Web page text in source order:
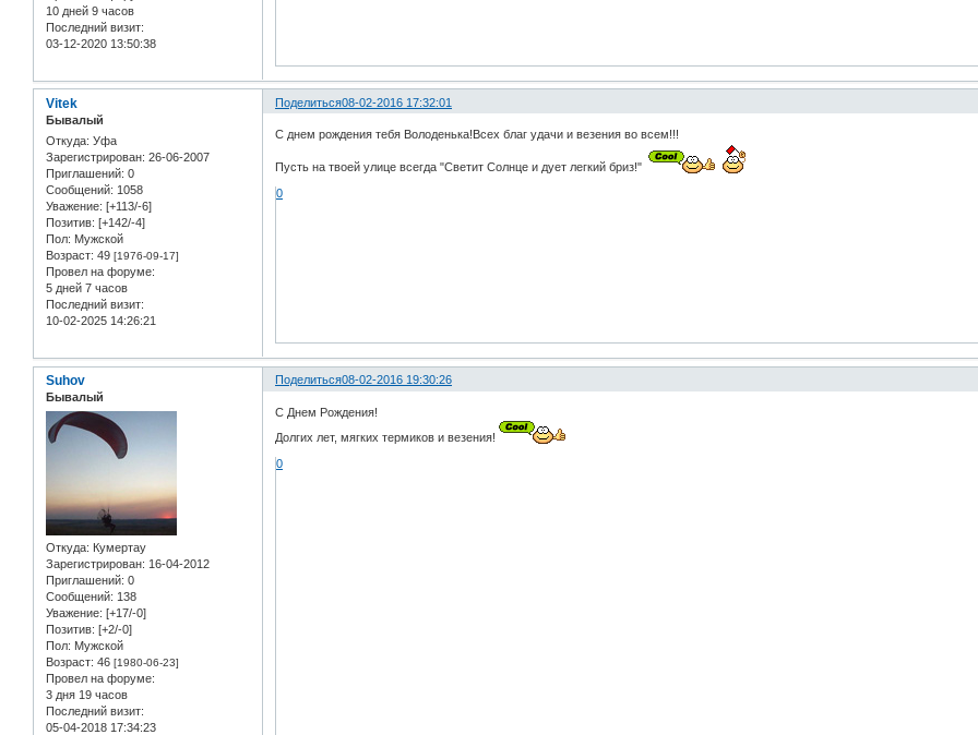
10 дней 9 часов
Последний визит:
03-12-2020 13:50:38
Поделиться08-02-2016 17:32:01
Vitek
Бывалый
Откуда: Уфа
Зарегистрирован: 26-06-2007
Приглашений: 0
Сообщений: 1058
Уважение: [+113/-6]
Позитив: [+142/-4]
Пол: Мужской
Возраст: 49 [1976-09-17]
Провел на форуме:
5 дней 7 часов
Последний визит:
10-02-2025 14:26:21
С днем рождения тебя Володенька!Всех благ удачи и везения во всем!!!
Пусть на твоей улице всегда "Светит Солнце и дует легкий бриз!"
0
Поделиться08-02-2016 19:30:26
Suhov
Бывалый
Откуда: Кумертау
Зарегистрирован: 16-04-2012
Приглашений: 0
Сообщений: 138
Уважение: [+17/-0]
Позитив: [+2/-0]
Пол: Мужской
Возраст: 46 [1980-06-23]
Провел на форуме:
3 дня 19 часов
Последний визит:
05-04-2018 17:34:23
C Днем Рождения!
Долгих лет, мягких термиков и везения!
0